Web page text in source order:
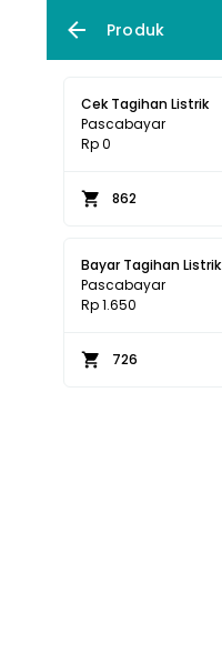
Produk
Cek Tagihan Listrik
Pascabayar
Rp 0
862
Bayar Tagihan Listrik
Pascabayar
Rp 1.650
726